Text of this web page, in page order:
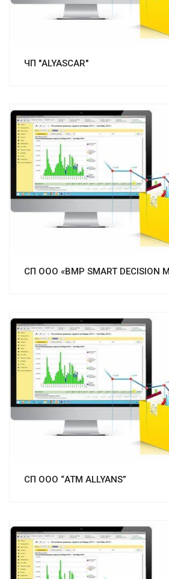
ЧП "ALYASCAR"
Смотреть проект
СП ООО «BMP SMART DECISION
Смотреть проект
СП ООО “ATM ALLYANS”